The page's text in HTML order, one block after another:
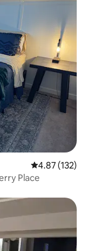
Calificación
4.87 (132)
Place